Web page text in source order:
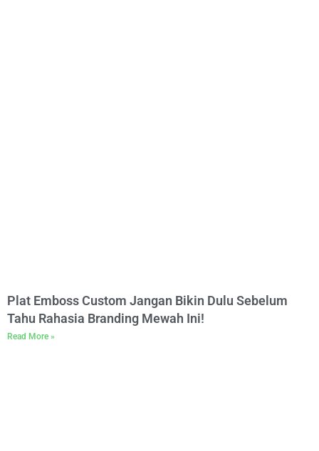
Plat Emboss Custom Jangan Bikin Dulu Sebelum
Tahu Rahasia Branding Mewah Ini!
Read More »